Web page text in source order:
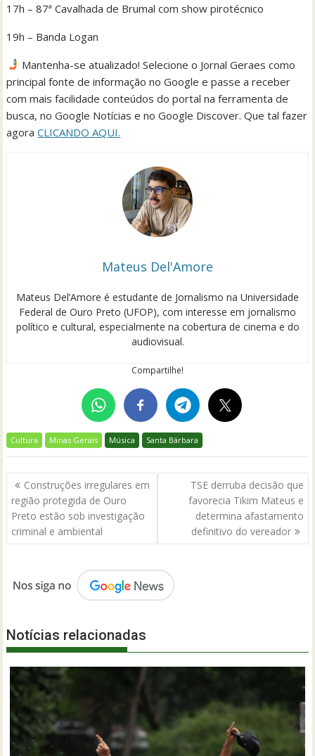
17h – 87ª Cavalhada de Brumal com show pirotécnico
19h – Banda Logan
Mantenha-se atualizado! Selecione o Jornal Geraes como
principal fonte de informação no Google e passe a receber
com mais facilidade conteúdos do portal na ferramenta de
busca, no Google Notícias e no Google Discover. Que tal fazer
agoraCLICANDO AQUI.
Mateus Del'Amore
Mateus Del’Amore é estudante de Jornalismo na Universidade
Federal de Ouro Preto (UFOP), com interesse em jornalismo
político e cultural, especialmente na cobertura de cinema e do
audiovisual.
Compartilhe!
Cultura Minas Gerais Música Santa Bárbara
Navegação
de
Post
Construções irregulares em
região protegida de Ouro
Preto estão sob investigação
criminal e ambiental
TSE derruba decisão que
favorecia Tikim Mateus e
determina afastamento
definitivo do vereador
Notícias relacionadas